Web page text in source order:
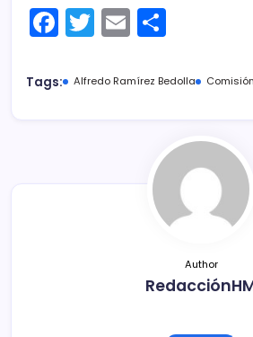
F
a
c
T
w
itt
E
m
ai m
ar
tir
Tags: Alfredo Ramírez Bedolla
Author